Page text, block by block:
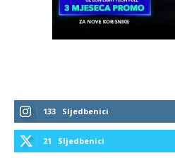
133 Sljedbenici
21 Sljedbenici